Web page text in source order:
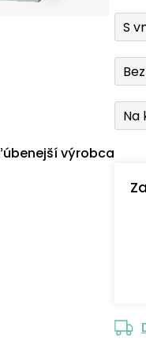
S
Na
výrobca